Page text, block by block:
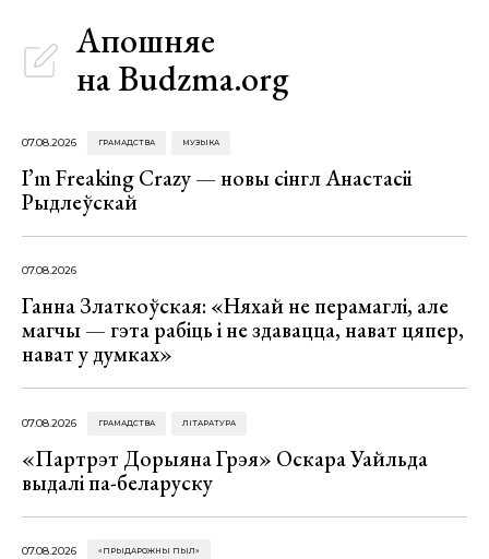
Апошняе
на Budzma.org
07.08.2026 ГРАМАДСТВА МУЗЫКА
I’m Freaking Crazy — новы сінгл Анастасіі
Рыдлеўскай
07.08.2026
Ганна Златкоўская: «Няхай не перамаглі, але
магчы — гэта рабіць і не здавацца, нават цяпер,
нават у думках»
07.08.2026 ГРАМАДСТВА ЛІТАРАТУРА
«Партрэт Дорыяна Грэя» Оскара Уайльда
выдалі па-беларуску
07.08.2026 «ПРЫДАРОЖНЫ ПЫЛ»